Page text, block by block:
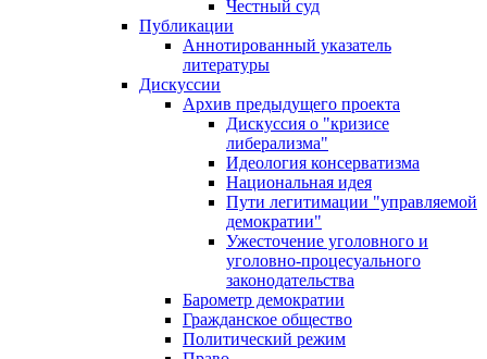
Честный суд
Публикации
Аннотированный указатель
литературы
Дискуссии
Архив предыдущего проекта
Дискуссия о "кризисе
либерализма"
Идеология консерватизма
Национальная идея
Пути легитимации "управляемой
демократии"
Ужесточение уголовного и
уголовно-процесуального
законодательства
Барометр демократии
Гражданское общество
Политический режим